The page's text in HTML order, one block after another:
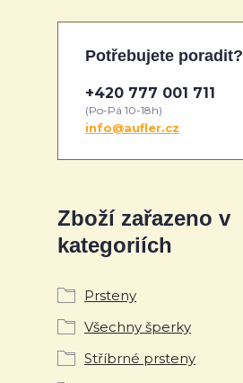
Zboží zařazeno v
kategoriích
Prsteny
Všechny šperky
Stříbrné prsteny
Potřebujete poradit?
+420 777 001 711
(Po-Pá 10-18h)
info@aufler.cz